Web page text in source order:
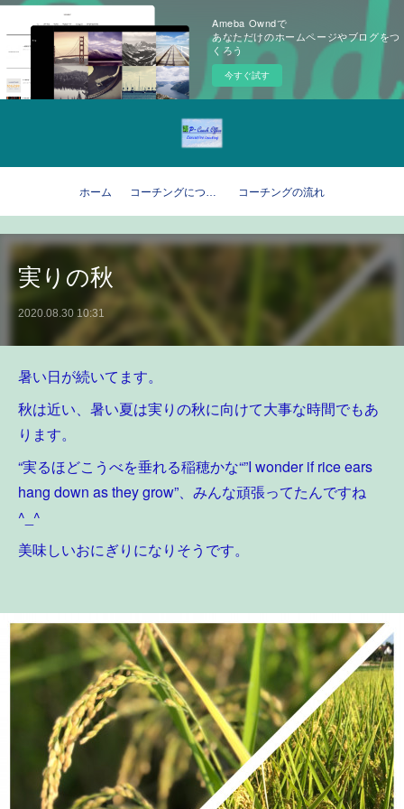
Ameba Owndで
あなただけのホームページやブログをつ
くろう
今すぐ試す
ホーム コーチングについて コーチングの流れ
実りの秋
2020.08.30 10:31
暑い日が続いてます。
秋は近い、暑い夏は実りの秋に向けて大事な時間でもあ
ります。
“実るほどこうべを垂れる稲穂かな“”I wonder if rice ears
hang down as they grow”、みんな頑張ってたんですね
^_^
美味しいおにぎりになりそうです。